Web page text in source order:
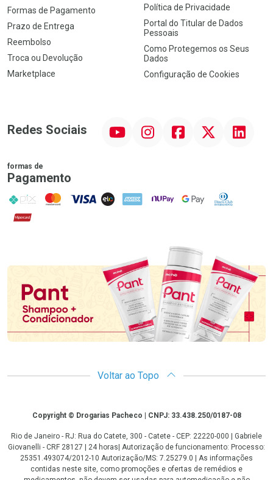
Formas de Pagamento
Prazo de Entrega
Reembolso
Troca ou Devolução
Marketplace
Política de Privacidade
Portal do Titular de Dados
Pessoais
Como Protegemos os Seus
Dados
Configuração de Cookies
Redes Sociais InstagramFacebookTwitter Linkedin
formas de
Pagamento
PIX MasterCard
VISA ELO AMEX NuPay Google PayDiners Club
Hipercard
Promoção em Destaque
Voltar ao Topo
CopyrightCopyright © Drogarias Pacheco | CNPJ: 33.438.250/0187-08
Rio de Janeiro - RJ: Rua do Catete, 300 - Catete - CEP: 22220-000 | Gabriele
Giovanelli - CRF 28127 | 24 horas| Autorização de funcionamento: Processo:
25351.493074/2012-10 Autorização/MS: 7.25279.0 | As informações
contidas neste site, como promoções e ofertas de remédios e